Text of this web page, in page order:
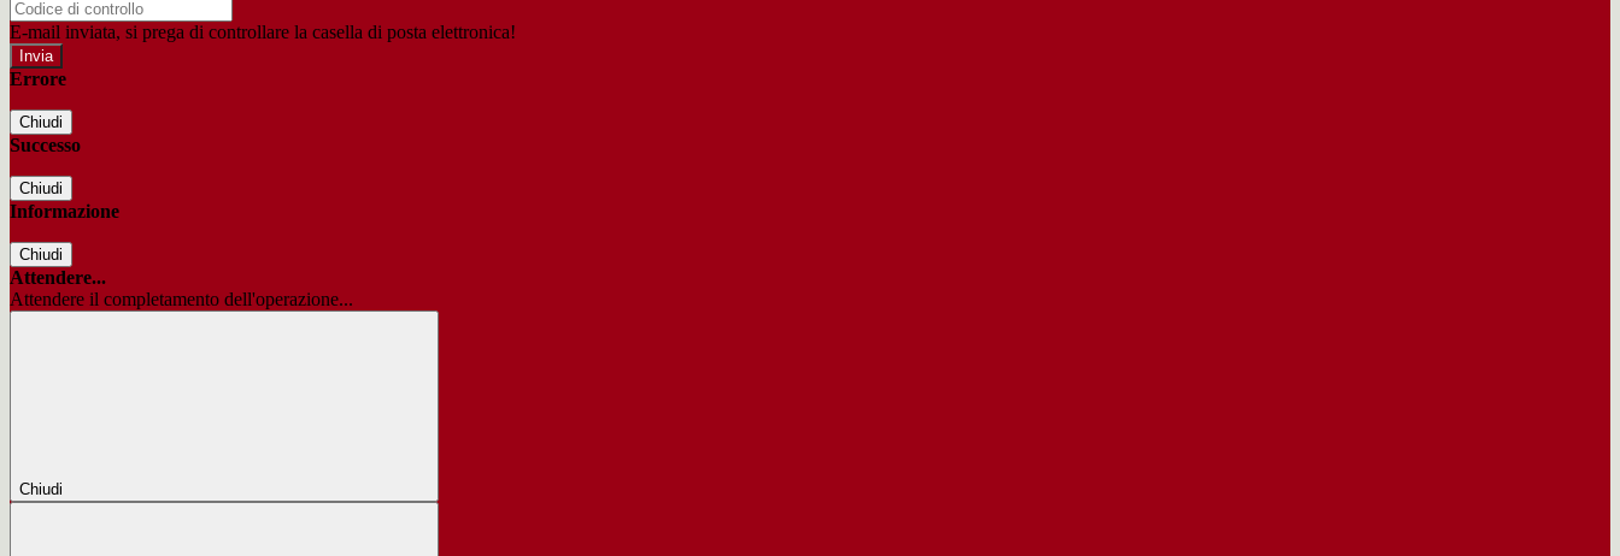
E-mail inviata, si prega di controllare la casella di posta elettronica!
Errore
Chiudi
Successo
Chiudi
Informazione
Chiudi
Attendere...
Attendere il completamento dell'operazione...
Chiudi